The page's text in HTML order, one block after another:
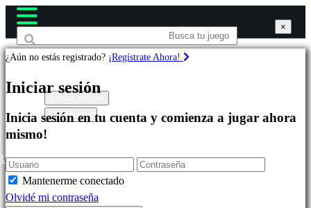
Juegos
Destacados
Novedades
Free
to
Play
Regístrate
×
¿Aún no estás registrado? ¡Regístrate Ahora!
Iniciar sesión
Inicia sesión en tu cuenta y comienza a jugar ahora
mismo!
Mantenerme conectado
Olvidé mi contraseña
×
×